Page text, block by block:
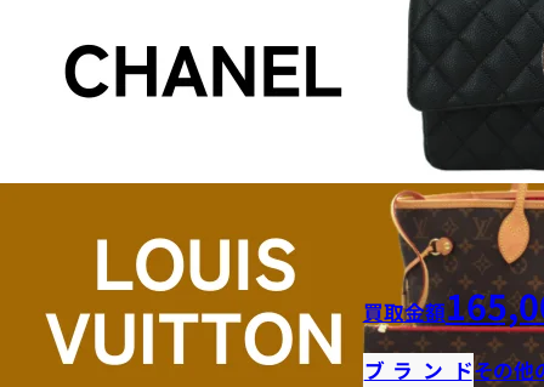
買取金額
ブランドその他